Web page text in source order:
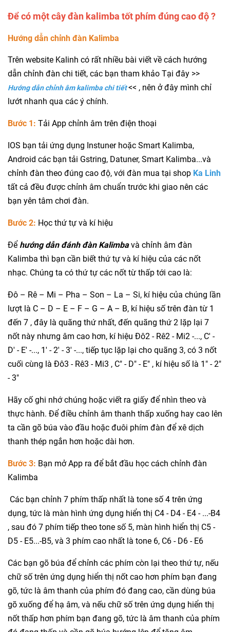
Để có một cây đàn kalimba tốt phím đúng cao độ ?
Hướng dẫn chỉnh đàn Kalimba
Trên website Kalinh có rất nhiều bài viết về cách hướng
dẫn chỉnh đàn chi tiết, các bạn tham khảo Tại đây >>
Hướng dẫn chỉnh âm kalimba chi tiết<< , nên ở đây mình chỉ
lướt nhanh qua các ý chính.
Bước 1: Tải App chỉnh âm trên điện thoại
IOS bạn tải ứng dụng Instuner hoặc Smart Kalimba,
Android các bạn tải Gstring, Datuner, Smart Kalimba...và
chỉnh đàn theo đúng cao độ, với đàn mua tại shop Ka Linh
tất cả đều được chỉnh âm chuẩn trước khi giao nên các
bạn yên tâm chơi đàn.
Bước 2: Học thứ tự và kí hiệu
Để hướng dẫnđánhđàn Kalimbavà chỉnh âm đàn
Kalimba thì bạn cần biết thứ tự và kí hiệu của các nốt
nhạc. Chúng ta có thứ tự các nốt từ thấp tới cao là:
Đô – Rê – Mi – Pha – Son – La – Si, kí hiệu của chúng lần
lượt là C – D – E – F – G – A – B, kí hiệu số trên đàn từ 1
đến 7 , đây là quãng thứ nhất, đến quãng thứ 2 lặp lại 7
nốt này nhưng âm cao hơn, kí hiệu Đô2 - Rê2 - Mi2 -..., C' -
D' - E' -..., 1' - 2' - 3' -..., tiếp tục lặp lại cho quãng 3, có 3 nốt
cuối cùng là Đô3 - Rê3 - Mi3 , C" - D" - E" , kí hiệu số là 1" - 2"
- 3"
Hãy cố ghi nhớ chúng hoặc viết ra giấy để nhìn theo và
thực hành. Để điều chỉnh âm thanh thấp xuống hay cao lên
ta cần gõ búa vào đầu hoặc đuôi phím đàn để xê dịch
thanh thép ngắn hơn hoặc dài hơn.
Bước 3: Bạn mở App ra để bắt đầu học cách chỉnh đàn
Kalimba
Các bạn chỉnh 7 phím thấp nhất là tone số 4 trên ứng
dụng, tức là màn hình ứng dụng hiển thị C4 - D4 - E4 - ...-B4
, sau đó 7 phím tiếp theo tone số 5, màn hình hiển thị C5 -
D5 - E5...-B5, và 3 phím cao nhất là tone 6, C6 - D6 - E6
Các bạn gõ búa để chỉnh các phím còn lại theo thứ tự, nếu
chữ số trên ứng dụng hiển thị nốt cao hơn phím bạn đang
gõ, tức là âm thanh của phím đó đang cao, cần dùng búa
gõ xuống để hạ âm, và nếu chữ số trên ứng dụng hiển thị
nốt thấp hơn phím bạn đang gõ, tức là âm thanh của phím